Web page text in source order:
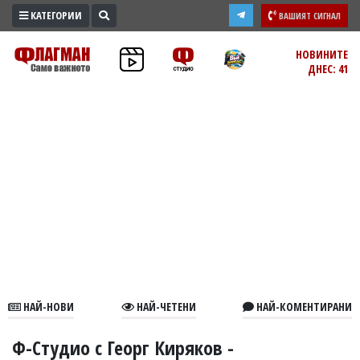
ПРОМО
ЗОНА
В
КАТЕГОРИИ ВАШИЯТ СИГНАЛ
НОВИНИТЕ
ДНЕС: 41
НАЙ-НОВИ НАЙ-ЧЕТЕНИ НАЙ-КОМЕНТИРАНИ
Ф-Студио с Георг Киряков -